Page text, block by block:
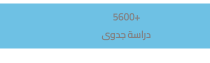
+5600
دراسة جدوى